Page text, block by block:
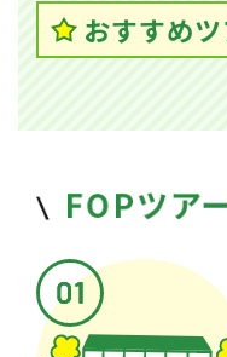
おすすめ